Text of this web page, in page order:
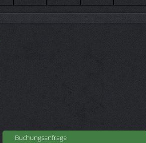
Buchungsanfrage